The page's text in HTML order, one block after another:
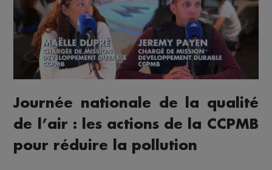
Journée nationale de la qualité
de l’air : les actions de la CCPMB
pour réduire la pollution